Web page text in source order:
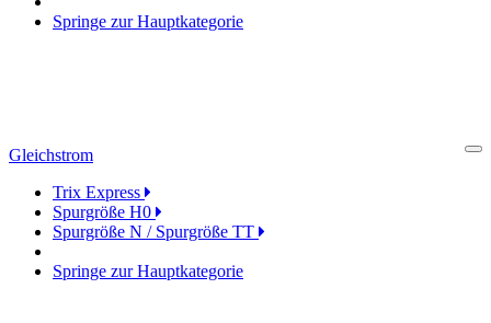
Springe zur Hauptkategorie
Gleichstrom
Trix Express
Spurgröße H0
Spurgröße N / Spurgröße TT
Springe zur Hauptkategorie